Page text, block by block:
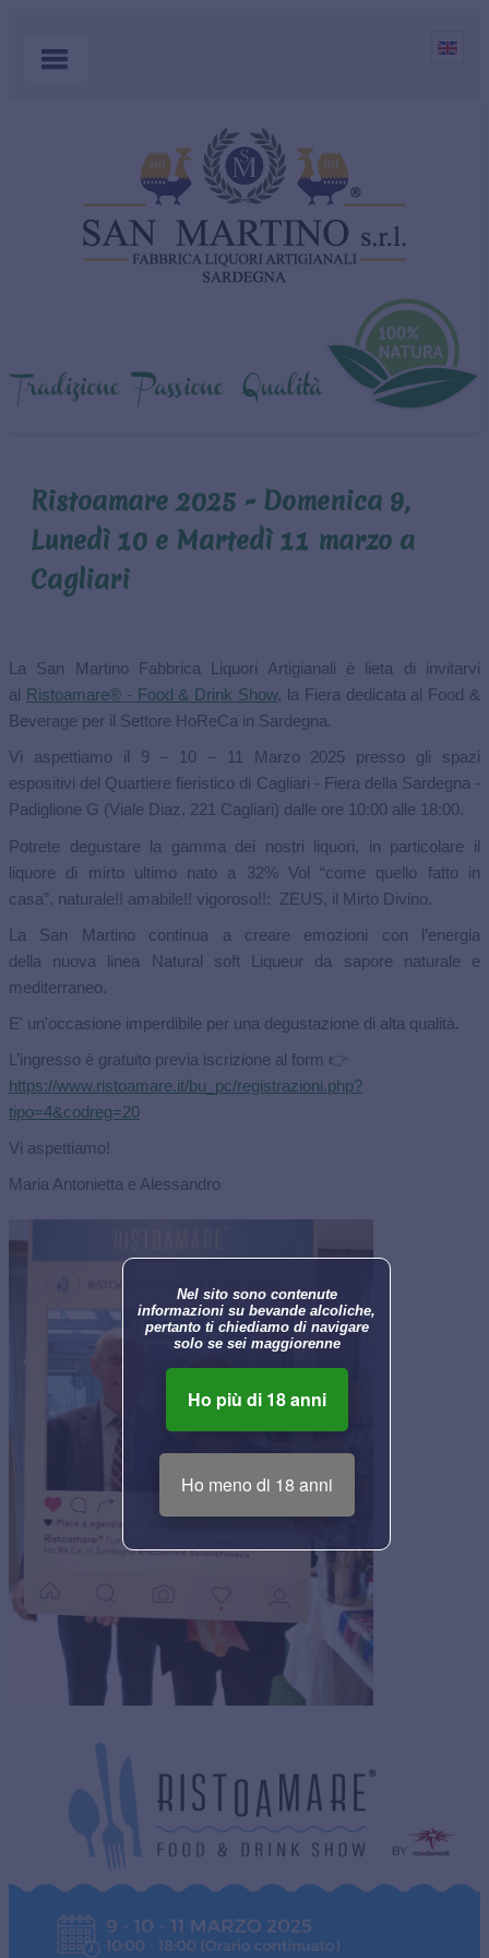
PRODOTTI
APERITIVI
AZIENDA
CONTATTI
Ristoamare 2025 - Domenica 9,
Lunedì 10 e Martedì 11 marzo a
Cagliari
La San Martino Fabbrica Liquori Artigianali è lieta di invitarvi
al Ristoamare® - Food & Drink Show, la Fiera dedicata al Food &
Beverage per il Settore HoReCa in Sardegna.
Vi aspettiamo il 9 – 10 – 11 Marzo 2025 presso gli spazi
espositivi del Quartiere fieristico di Cagliari - Fiera della Sardegna -
Padiglione G (Viale Diaz, 221 Cagliari) dalle ore 10:00 alle 18:00.
Potrete degustare la gamma dei nostri liquori, in particolare il
liquore di mirto ultimo nato a 32% Vol “come quello fatto in
casa”, naturale!! amabile!! vigoroso!!: ZEUS, il Mirto Divino.
La San Martino continua a creare emozioni con l’energia
della nuova linea Natural soft Liqueur da sapore naturale e
mediterraneo.
E' un'occasione imperdibile per una degustazione di alta qualità.
L’ingresso è gratuito previa iscrizione al form 👉
https://www.ristoamare.it/bu_pc/registrazioni.php?
tipo=4&codreg=20
Vi aspettiamo!
Maria Antonietta e Alessandro
Nel sito sono contenute
informazioni su bevande alcoliche,
pertanto ti chiediamo di navigare
solo se sei maggiorenne
Ho più di 18 anni
Ho meno di 18 anni